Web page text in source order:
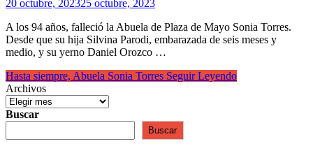
20 octubre, 202325 octubre, 2023
A los 94 años, falleció la Abuela de Plaza de Mayo Sonia Torres.
Desde que su hija Silvina Parodi, embarazada de seis meses y
medio, y su yerno Daniel Orozco …
Hasta siempre, Abuela Sonia Torres Seguir Leyendo
Archivos
Buscar
Buscar